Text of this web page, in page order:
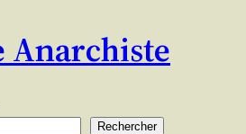
Anarchiste
Rechercher